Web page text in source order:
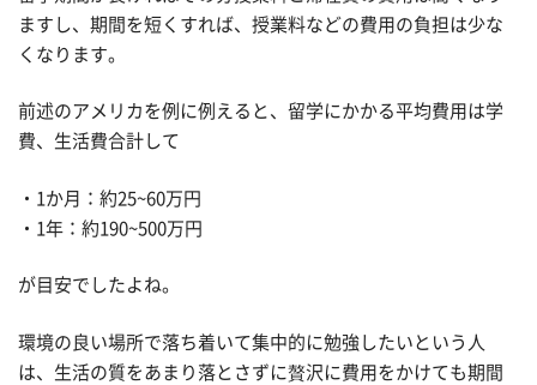
ますし、期間を短くすれば、授業料などの費用の負担は少な
くなります。
前述のアメリカを例に例えると、留学にかかる平均費用は学
費、生活費合計して
・1か月：約25~60万円
・1年：約190~500万円
が目安でしたよね。
環境の良い場所で落ち着いて集中的に勉強したいという人
は、生活の質をあまり落とさずに贅沢に費用をかけても期間